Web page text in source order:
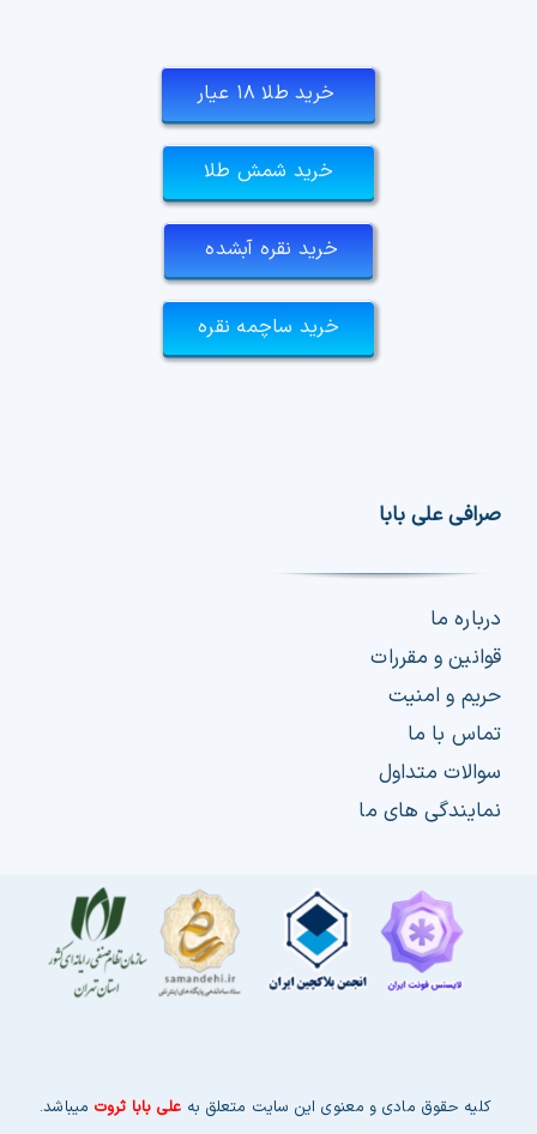
خرید طلا ۱۸ عیار
خرید شمش طلا
خرید نقره آبشده
خرید ساچمه نقره
صرافی علی بابا
درباره ما
قوانین و مقررات
حریم و امنیت
تماس با ما
سوالات متداول
نمایندگی های ما
کلیه حقوق مادی و معنوی این سایت متعلق به علی بابا ثروت میباشد.